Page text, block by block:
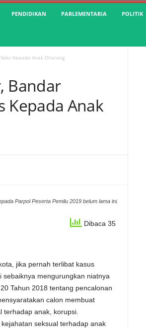
PENDIDIKAN PARLEMENTARIA POLITIK
Kepada Anak Dilarang
Bandar
Kepada Anak
Parpol Peserta Pemilu 2019 belum lama ini.
Dibaca 35
jika pernah terlibat kasus
mengurungkan niatnya
Tahun 2018 tentang pencalonan
calon membuat
anak, korupsi.
seksual terhadap anak